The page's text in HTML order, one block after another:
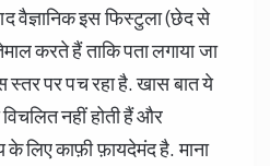
वैज्ञानिक इस फिस्टुला (छेद से
करते हैं ताकि पता लगाया जा
स्तर पर पच रहा है. खास बात ये
नहीं होती हैं और
लिए काफ़ी फ़ायदेमंद है. माना